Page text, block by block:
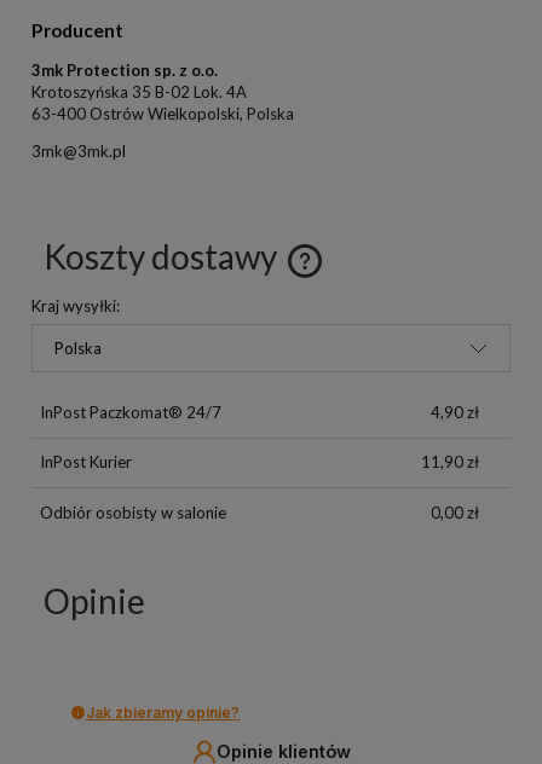
Producent
3mk Protection sp. z o.o.
Krotoszyńska 35 B-02 Lok. 4A
63-400 Ostrów Wielkopolski, Polska
3mk@3mk.pl
Koszty dostawy
Kraj wysyłki:
InPost Paczkomat® 24/7 4,90 zł
InPost Kurier 11,90 zł
Odbiór osobisty w salonie 0,00 zł
Opinie
Jak zbieramy opinie?
Opinie klientów